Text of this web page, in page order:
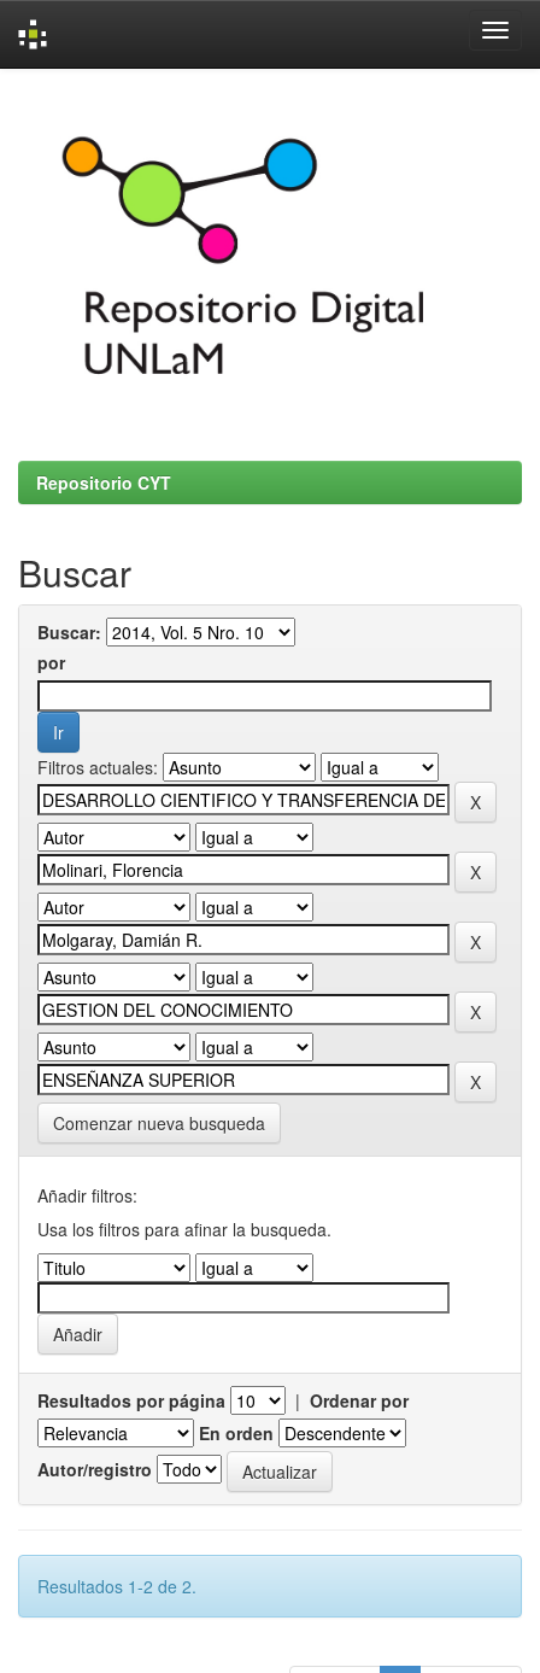
Repositorio CYT
Buscar
Buscar:
por
Filtros actuales:
Comenzar nueva busqueda
Añadir filtros:
Usa los filtros para afinar la busqueda.
Resultados por página | Ordenar por
En orden
Autor/registro
Resultados 1-2 de 2.